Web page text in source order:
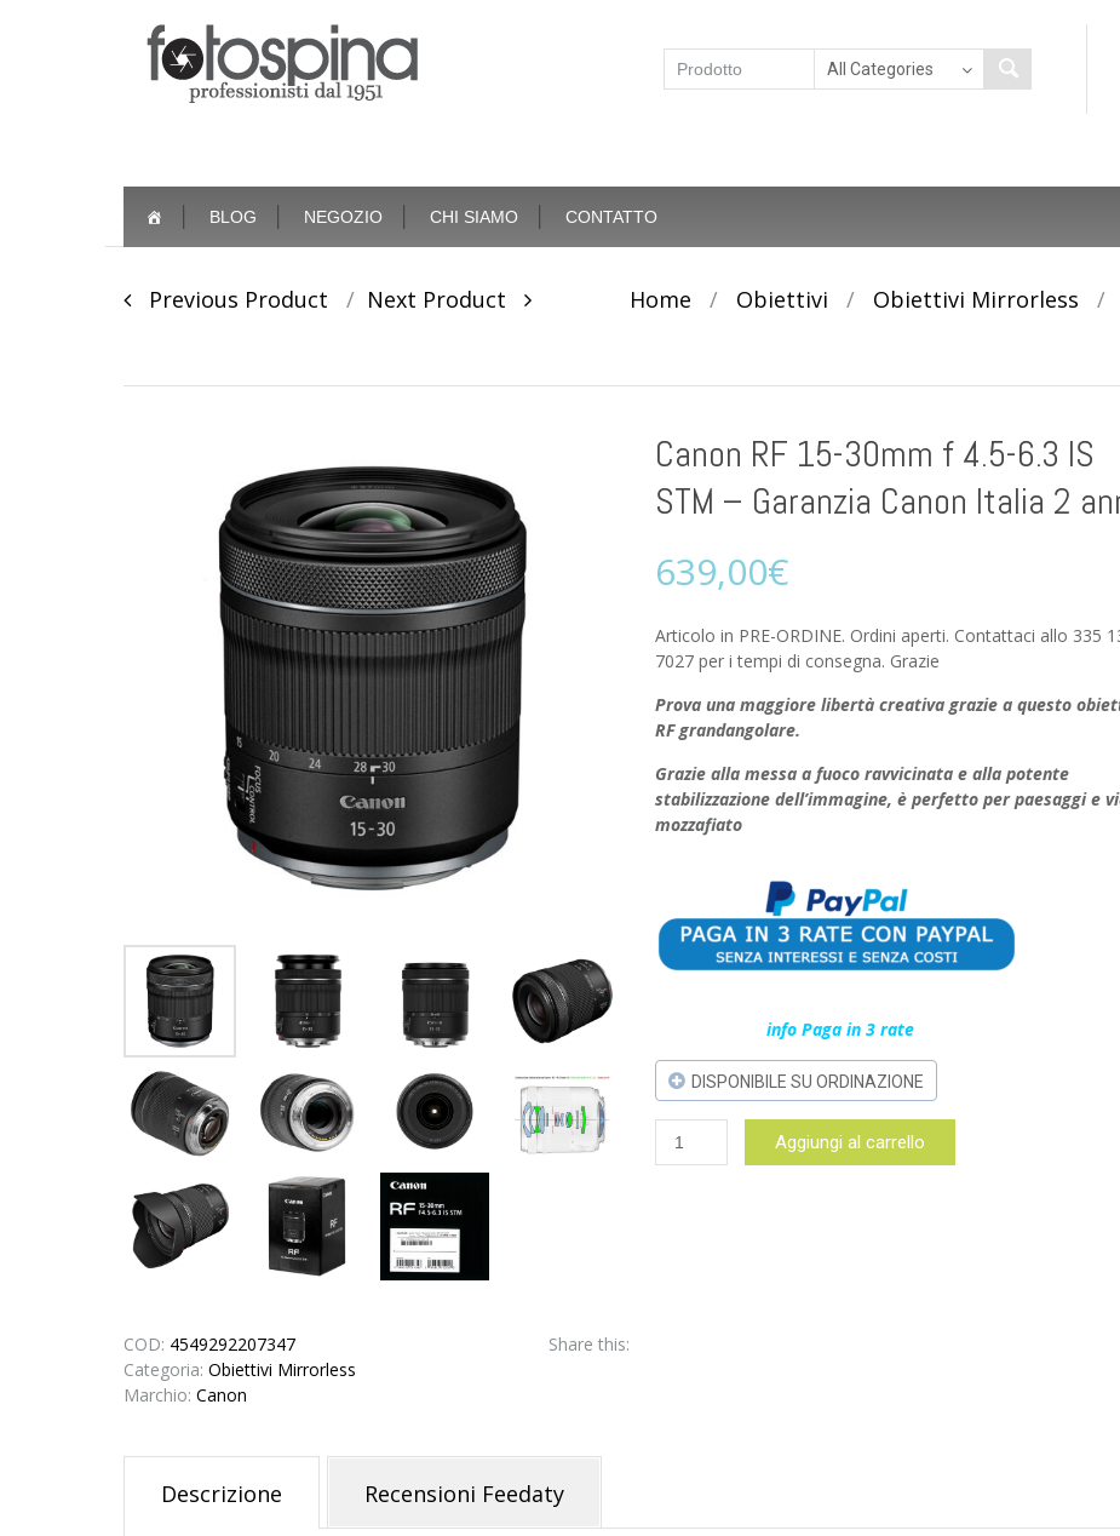
content
BLOG NEGOZIO CHI SIAMO CONTATTO
Post
Previous Product Next Product Home / Obiettivi / Obiettivi Mirrorless /
Canon RF 15-30mm f 4.5-6.3 IS
STM – Garanzia Canon Italia 2
639,00€
Articolo in PRE-ORDINE. Ordini aperti. Contattaci allo 335
7027 per i tempi di consegna. Grazie
Prova una maggiore libertà creativa grazie a questo
RF grandangolare.
Grazie alla messa a fuoco ravvicinata e alla potente
stabilizzazione dell’immagine, è perfetto per paesaggi e
mozzafiato
info Paga in 3 rate
DISPONIBILE SU ORDINAZIONE
Canon
Aggiungi al carrello
COD: 4549292207347
Categoria: Obiettivi Mirrorless
Marchio: Canon
Share this:
Descrizione Recensioni Feedaty